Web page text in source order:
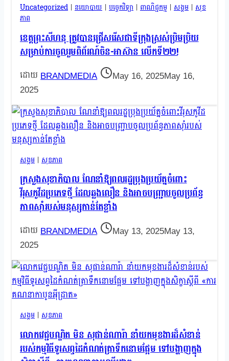
Uncategorized | នយោបាយ | បច្ចេកវិទ្យា | ពាណិជ្ជកម្ម | សង្គម | សុខ
ភាព
ខេត្តព្រះសីហនុ ត្រូវបានជ្រើសរើសជាទីក្រុងស្រស់ប្រិមប្រិយ
សម្រាប់ការចូលរួមពិព័រណ៍ចិន-អាស៊ាន លើកទី២២!
BRANDMEDIA May 16, 2025May 16,
2025
សង្គម | សុខភាព
ក្រសួងសុខាភិបាល ណែនាំឱ្យពលរដ្ឋប្រុងប្រយ័ត្នចំពោះ
វីរុសកូវីដប្រភេទថ្មី ដែលឆ្លងលឿន និងអាចបញ្រ្ជាបចូលប្រព័ន្ធ
ភាពស៊ាំរបស់មនុស្សកាន់តែខ្លាំង
BRANDMEDIA May 13, 2025May 13,
2025
សង្គម | សុខភាព
លោកវេជ្ជបណ្ឌិត មិន សុផាន់ណារ៉ា នាំយកមុខងារដ៏សំខាន់
របស់កម្មវិធីទូរសព្ទដៃកំណត់ត្រាទឹកនោមផ្អែម ទៅបង្ហាញក្នុង